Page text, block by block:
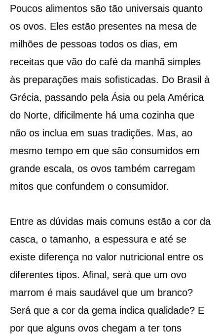
Poucos alimentos são tão universais quanto
os ovos. Eles estão presentes na mesa de
milhões de pessoas todos os dias, em
receitas que vão do café da manhã simples
às preparações mais sofisticadas. Do Brasil à
Grécia, passando pela Ásia ou pela América
do Norte, dificilmente há uma cozinha que
não os inclua em suas tradições. Mas, ao
mesmo tempo em que são consumidos em
grande escala, os ovos também carregam
mitos que confundem o consumidor.
Entre as dúvidas mais comuns estão a cor da
casca, o tamanho, a espessura e até se
existe diferença no valor nutricional entre os
diferentes tipos. Afinal, será que um ovo
marrom é mais saudável que um branco?
Será que a cor da gema indica qualidade? E
por que alguns ovos chegam a ter tons